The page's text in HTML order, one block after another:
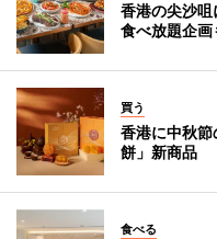
香港の尖沙
食べ放題企画
買う
香港に中秋
餅」新商品
食べる